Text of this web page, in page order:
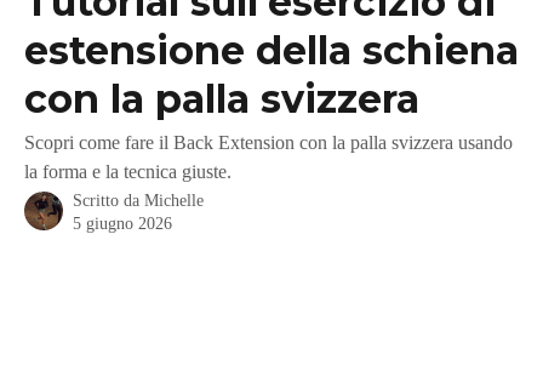
estensione della schiena
con la palla svizzera
Scopri come fare il Back Extension con la palla svizzera usando
la forma e la tecnica giuste.
Scritto da Michelle
5 giugno 2026